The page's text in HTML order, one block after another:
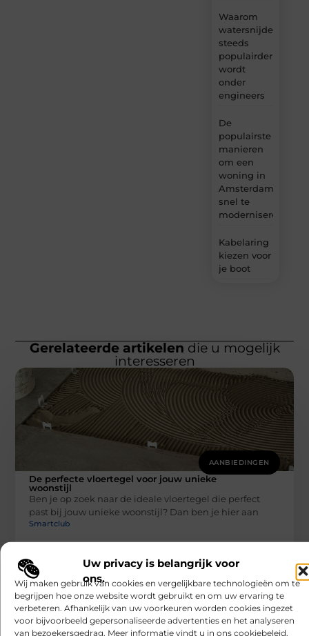
Uw privacy is belangrijk voor
ons.
Wij maken gebruik van cookies en vergelijkbare technologieën om te
begrijpen hoe onze website wordt gebruikt en om uw ervaring te
verbeteren. Afhankelijk van uw voorkeuren worden cookies ingezet
voor bijvoorbeeld gepersonaliseerde advertenties en het analyseren
van bezoekersgedrag. Meer informatie vindt u in ons cookiebeleid.
Waarom
watersnijden
steeds
populairder
wordt
onder
engineers
De
populairste
manieren
om een
woning in
Amsterdam
snel te
moderniseren
Kabelaring
kiezen voor
je boot
Gerelateerde artikelen die u mogelijk
interesseren
AANBIEDINGEN
De perfecte vloertegel voor jouw unieke
woonstijl
Ben je op zoek naar de ideale vloertegel die perfect
past bij jouw unieke woonstijl? Dan ben je hier aan
Smartclub